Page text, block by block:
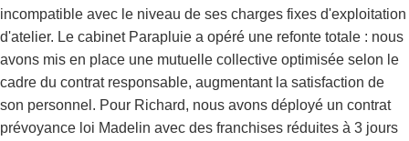
incompatible avec le niveau de ses charges fixes d'exploitation
d'atelier. Le cabinet Parapluie a opéré une refonte totale : nous
avons mis en place une mutuelle collective optimisée selon le
cadre du contrat responsable, augmentant la satisfaction de
son personnel. Pour Richard, nous avons déployé un contrat
prévoyance loi Madelin avec des franchises réduites à 3 jours